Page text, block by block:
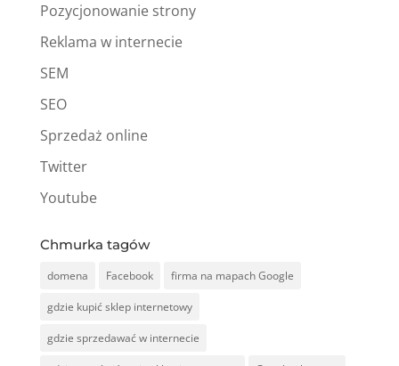
Pozycjonowanie strony
Reklama w internecie
SEM
SEO
Sprzedaż online
Twitter
Youtube
Chmurka tagów
domena Facebook firma na mapach Google
gdzie kupić sklep internetowy
gdzie sprzedawać w internecie